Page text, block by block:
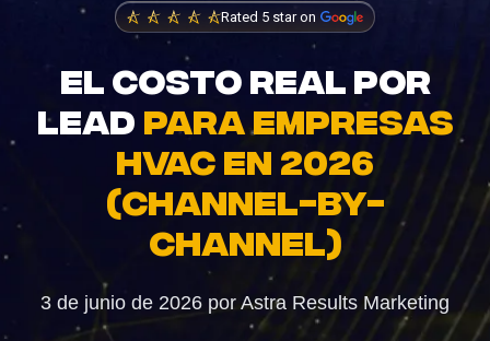
Rated 5 star on
EL COSTO REAL POR
LEAD PARA EMPRESAS
HVAC EN 2026
(CHANNEL-BY-
CHANNEL)
3 de junio de 2026 por Astra Results Marketing
Orientación estratégica para el crecimiento
escalable
Creativo Marketing
Campañas visualmente llamativas y orientadas a
resultados
E-Commerce Marketing
Estrategias basadas en datos para ventas en línea
PPC Publicidad